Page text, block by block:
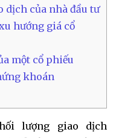
dịch của nhà đầu tư
hướng giá cổ
một cổ phiếu
khoán
lượng giao dịch